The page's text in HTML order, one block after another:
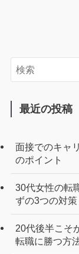
最近の投稿
面接でのキャ
のポイント
30代女性の転
ずの3つの対策
20代後半こそ
転職に勝つ方